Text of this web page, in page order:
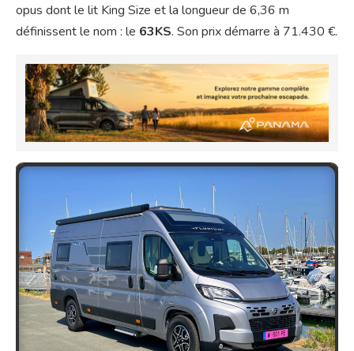
opus dont le lit King Size et la longueur de 6,36 m
définissent le nom : le 63KS. Son prix démarre à 71.430 €.